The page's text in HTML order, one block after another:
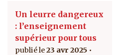
Un leurre dangereux
: l’enseignement
supérieur pour tous
23 avr 2025